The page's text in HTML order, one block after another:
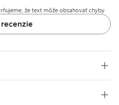
môže po praní stratiť tvar
že text môže obsahovať chyby.